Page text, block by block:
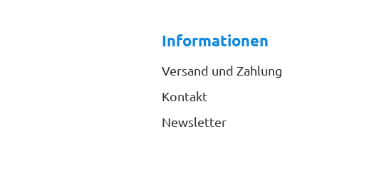
Informationen
Versand und Zahlung
Kontakt
Newsletter